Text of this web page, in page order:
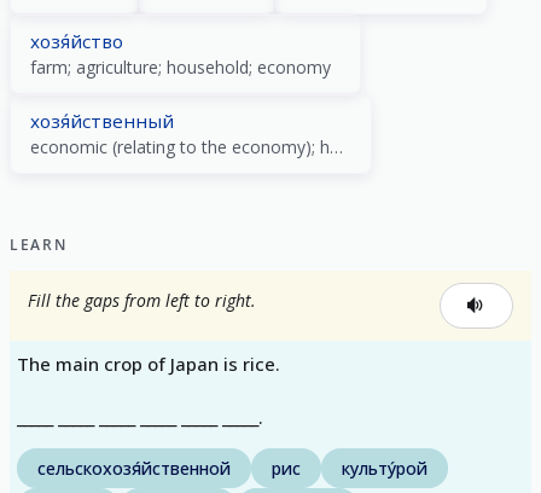
хозя́йство
farm; agriculture; household; economy
хозя́йственный
economic (relating to the economy); household; thrifty; practical (streetsmart)
LEARN
Fill the gaps from left to right.
The main crop of Japan is rice.
_____ _____ _____ _____ _____ _____.
сельскохозя́йственной рис
культу́рой